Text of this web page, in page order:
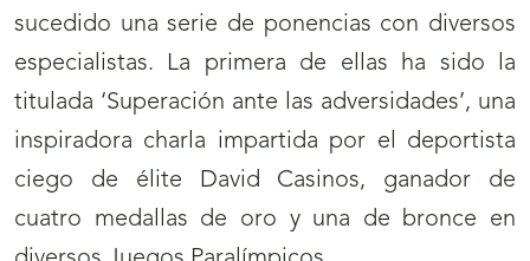
sucedido una serie de ponencias con diversos
especialistas. La primera de ellas ha sido la
titulada ‘Superación ante las adversidades’, una
inspiradora charla impartida por el deportista
ciego de élite David Casinos, ganador de
cuatro medallas de oro y una de bronce en